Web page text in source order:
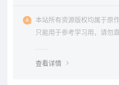
本站所有资源版权均属于原
只能用于参考学习用，请勿
查看详情